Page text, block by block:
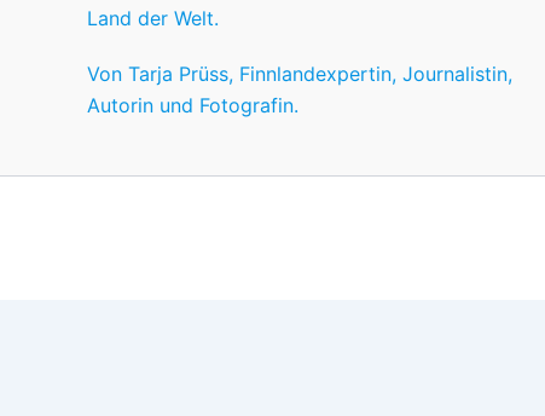
Land der Welt.
Von Tarja Prüss, Finnlandexpertin, Journalistin,
Autorin und Fotografin.